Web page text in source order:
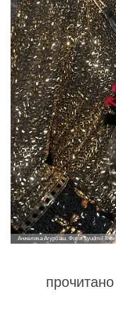
Анжелика Агурбаш. Фото: Lyudmil